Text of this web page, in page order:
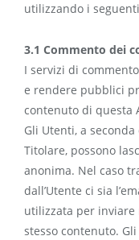
utilizzando i
3.1 Commento dei
I servizi di
e rendere pubblici
contenuto di questa
Gli Utenti, a
Titolare, possono
anonima. Nel caso
dall’Utente ci sia
utilizzata per
stesso contenuto.